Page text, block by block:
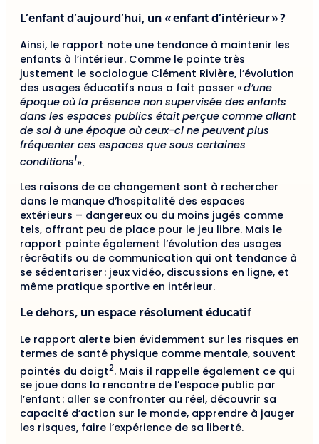
L’enfant d’aujourd’hui, un « enfant d’intérieur » ?
Ainsi, le rapport note une tendance à maintenir les
enfants à l’intérieur. Comme le pointe très
justement le sociologue Clément Rivière, l’évolution
des usages éducatifs nous a fait passer «d’une
époque où la présence non supervisée des enfants
dans les espaces publics était perçue comme allant
de soi à une époque où ceux-ci ne peuvent plus
fréquenter ces espaces que sous certaines
conditions1».
Les raisons de ce changement sont à rechercher
dans le manque d’hospitalité des espaces
extérieurs – dangereux ou du moins jugés comme
tels, offrant peu de place pour le jeu libre. Mais le
rapport pointe également l’évolution des usages
récréatifs ou de communication qui ont tendance à
se sédentariser : jeux vidéo, discussions en ligne, et
même pratique sportive en intérieur.
Le dehors, un espace résolument éducatif
Le rapport alerte bien évidemment sur les risques en
termes de santé physique comme mentale, souvent
pointés du doigt2. Mais il rappelle également ce qui
se joue dans la rencontre de l’espace public par
l’enfant : aller se confronter au réel, découvrir sa
capacité d’action sur le monde, apprendre à jauger
les risques, faire l’expérience de sa liberté.